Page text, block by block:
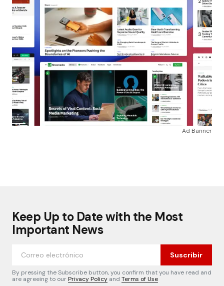
Ad Banner
Keep Up to Date with the Most
Important News
Suscribir
By pressing the Subscribe button, you confirm that you have read and
are agreeing to ourPrivacy Policy and Terms of Use